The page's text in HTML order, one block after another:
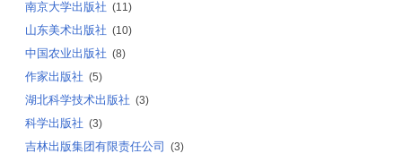
南京大学出版社 (11)
山东美术出版社 (10)
中国农业出版社 (8)
作家出版社 (5)
湖北科学技术出版社 (3)
科学出版社 (3)
吉林出版集团有限责任公司 (3)